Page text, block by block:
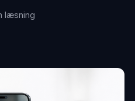
læsning